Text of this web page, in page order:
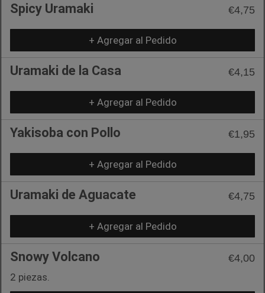
Spicy Uramaki €4,75
+ Agregar al Pedido
Uramaki de la Casa €4,15
+ Agregar al Pedido
Yakisoba con Pollo €1,95
+ Agregar al Pedido
Uramaki de Aguacate €4,75
+ Agregar al Pedido
Snowy Volcano
€4,00
2 piezas.